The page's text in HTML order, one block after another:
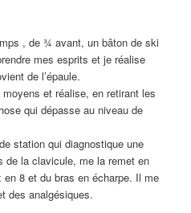
, de ¾ avant, un bâton de ski
mes esprits et je réalise
de l’épaule.
et réalise, en retirant les
qui dépasse au niveau de
station qui diagnostique une
de la clavicule, me la remet en
8 et du bras en écharpe. Il me
des analgésiques.